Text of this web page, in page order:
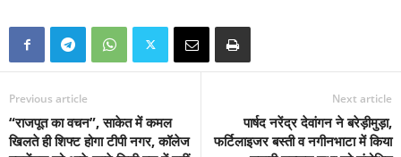
Previous article
“राजपूत का वचन”, साकेत में कमल
खिलते ही शिफ्ट होगा टीपी नगर, कॉलेज
Next article
पार्षद नरेंद्र देवांगन ने बरेड़ीमुड़ा,
फर्टिलाइजर बस्ती व नगीनभाटा में किया